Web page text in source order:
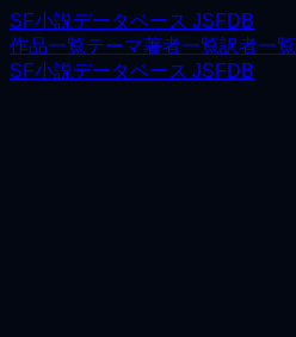
SF小説データベース JSFDB
作品一覧テーマ著者一覧訳者一覧
SF小説データベース JSFDB